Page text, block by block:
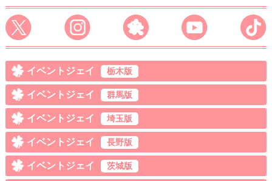
イベントジェイ 栃木版
イベントジェイ 群馬版
イベントジェイ 埼玉版
イベントジェイ 長野版
イベントジェイ 茨城版